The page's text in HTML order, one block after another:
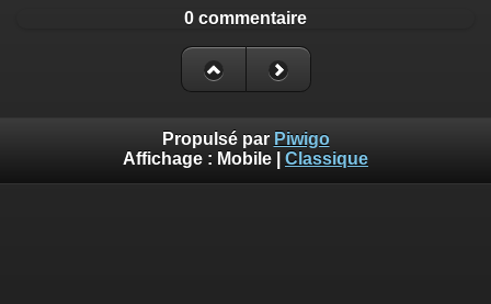
0 commentaire
Propulsé par Piwigo
Affichage : Mobile Classique